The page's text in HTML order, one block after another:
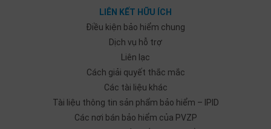
LIÊN KẾT HỮU ÍCH
Điều kiện bảo hiểm chung
Dịch vụ hỗ trợ
Liên lạc
Cách giải quyết thắc mắc
Các tài liệu khác
Tài liệu thông tin sản phẩm bảo hiểm – IPID
Các nơi bán bảo hiểm của PVZP